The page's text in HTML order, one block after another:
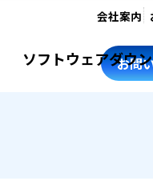
ソフトウェアダウ
会社案内
お問